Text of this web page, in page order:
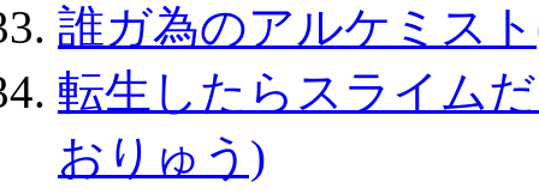
誰ガ為のアルケミス
転生したらスライム
おりゅう)